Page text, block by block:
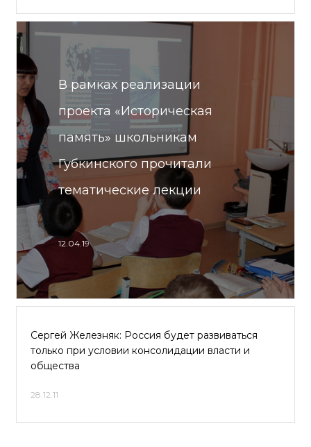
В рамках реализации
проекта «Историческая
память» школьникам
Губкинского прочитали
тематические лекции
12.04.19
Сергей Железняк: Россия будет развиваться
только при условии консолидации власти и
общества
28.12.11